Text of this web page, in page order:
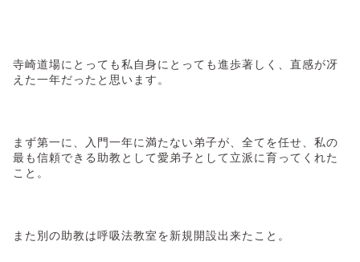
寺崎道場にとっても私自身にとっても進歩著しく、直感が冴
えた一年だったと思います。
まず第一に、入門一年に満たない弟子が、全てを任せ、私の
最も信頼できる助教として愛弟子として立派に育ってくれた
こと。
また別の助教は呼吸法教室を新規開設出来たこと。